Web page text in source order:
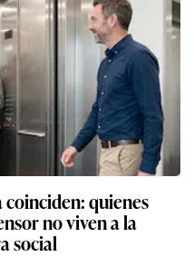
quienes
no viven a la
social